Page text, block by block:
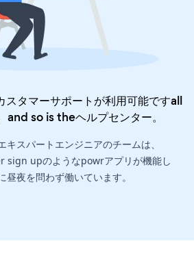
タマーサポートが利用可能ですall
and so is theヘルプセンター。
キスパートエンジニアのチームは、
sign upのようなpowrアプリが機能し
昼夜を問わず働いています。